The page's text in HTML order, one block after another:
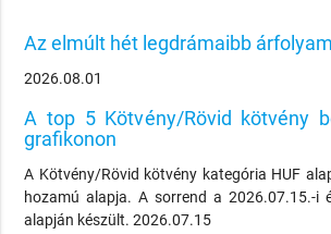
Az elmúlt hét legdrámaibb
2026.08.01
A top 5 Kötvény/Rövid kötvény
grafikonon
A Kötvény/Rövid kötvény kategória HUF
hozamú alapja. A sorrend a 2026.07.15.-i
alapján készült. 2026.07.15